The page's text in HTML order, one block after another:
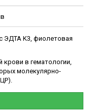
ЭДТА K3, фиолетовая
крови в гематологии,
молекулярно-